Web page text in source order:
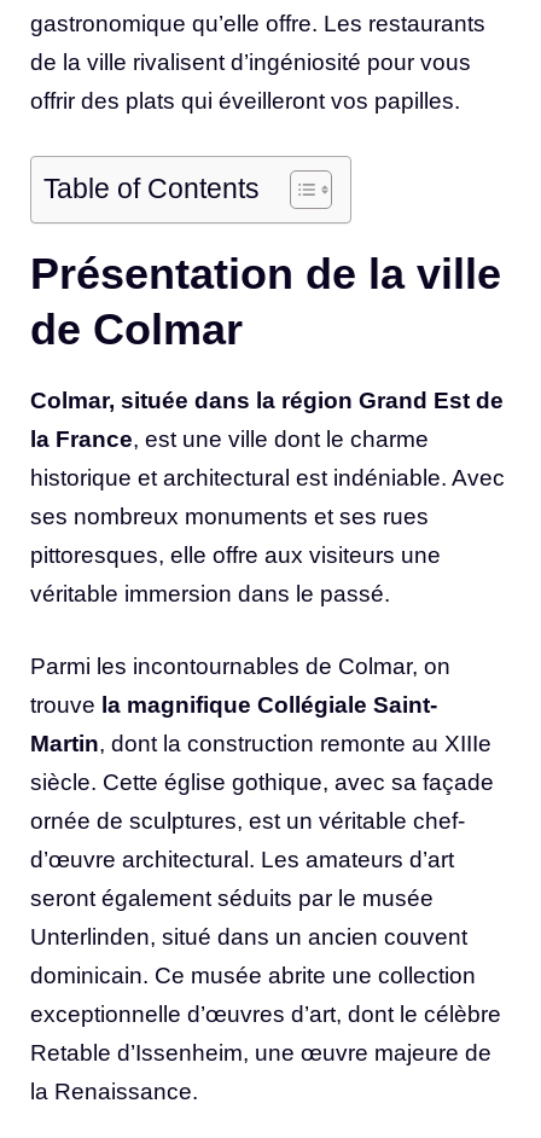
gastronomique qu’elle offre. Les restaurants
de la ville rivalisent d’ingéniosité pour vous
offrir des plats qui éveilleront vos papilles.
Table of Contents
Présentation de la ville
de Colmar
Colmar, située dans la région Grand Est de
la France, est une ville dont le charme
historique et architectural est indéniable. Avec
ses nombreux monuments et ses rues
pittoresques, elle offre aux visiteurs une
véritable immersion dans le passé.
Parmi les incontournables de Colmar, on
trouve la magnifique Collégiale Saint-
Martin, dont la construction remonte au XIIIe
siècle. Cette église gothique, avec sa façade
ornée de sculptures, est un véritable chef-
d’œuvre architectural. Les amateurs d’art
seront également séduits par le musée
Unterlinden, situé dans un ancien couvent
dominicain. Ce musée abrite une collection
exceptionnelle d’œuvres d’art, dont le célèbre
Retable d’Issenheim, une œuvre majeure de
la Renaissance.